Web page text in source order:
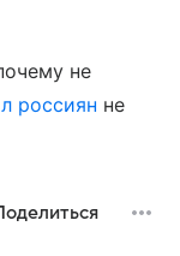
не
россиян не